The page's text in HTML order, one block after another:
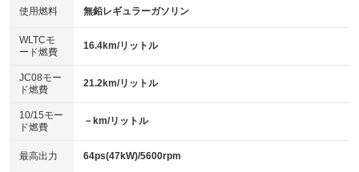
100V電源
：装備なし
センターデフロック
：装備なし
電動格納ミラー
：装備あり
バックカメラ
エアロ
：装備なし
ローダウン
：装備なし
ベンチシート
：装備あり
チップアップシート
：装備なし
使用燃料 無鉛レギュラーガソリン
WLTCモ
ード燃費
16.4km/リットル
JC08モー
ド燃費
21.2km/リットル
10/15モー
ド燃費
－km/リットル
最高出力 64ps(47kW)/5600rpm